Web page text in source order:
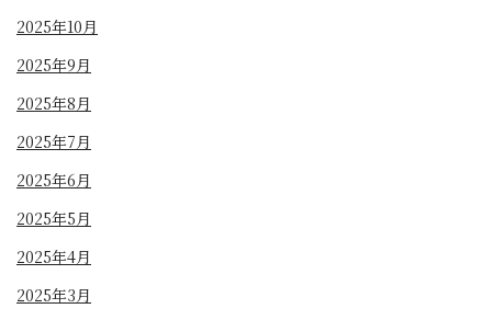
2025年10月
2025年9月
2025年8月
2025年7月
2025年6月
2025年5月
2025年4月
2025年3月